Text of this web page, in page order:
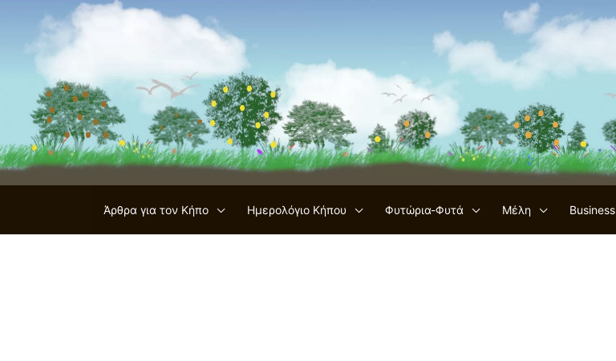
περιεχόμενο
Άρθρα για τον Κήπο Ημερολόγιο Κήπου Φυτώρια-Φυτά Μέλη Business